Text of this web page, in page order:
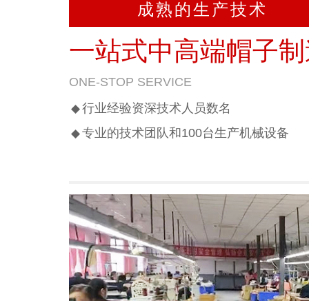
成熟的生产技术
一站式中高端帽子
ONE-STOP SERVICE
◆行业经验资深技术人员数名
◆专业的技术团队和100台生产机械设备